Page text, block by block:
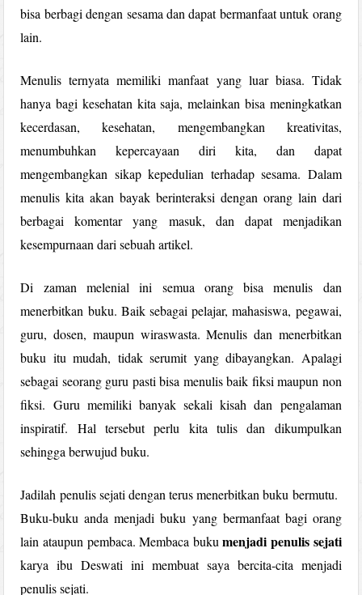
bisa berbagi dengan sesama dan dapat bermanfaat untuk orang
lain.
Menulis ternyata memiliki manfaat yang luar biasa. Tidak
hanya bagi kesehatan kita saja, melainkan bisa meningkatkan
kecerdasan, kesehatan, mengembangkan kreativitas,
menumbuhkan kepercayaan diri kita, dan dapat
mengembangkan sikap kepedulian terhadap sesama. Dalam
menulis kita akan bayak berinteraksi dengan orang lain dari
berbagai komentar yang masuk, dan dapat menjadikan
kesempurnaan dari sebuah artikel.
Di zaman melenial ini semua orang bisa menulis dan
menerbitkan buku. Baik sebagai pelajar, mahasiswa, pegawai,
guru, dosen, maupun wiraswasta. Menulis dan menerbitkan
buku itu mudah, tidak serumit yang dibayangkan. Apalagi
sebagai seorang guru pasti bisa menulis baik fiksi maupun non
fiksi. Guru memiliki banyak sekali kisah dan pengalaman
inspiratif. Hal tersebut perlu kita tulis dan dikumpulkan
sehingga berwujud buku.
Jadilah penulis sejati dengan terus menerbitkan buku bermutu.
Buku-buku anda menjadi buku yang bermanfaat bagi orang
lain ataupun pembaca. Membaca bukumenjadi penulis sejati
karya ibu Deswati ini membuat saya bercita-cita menjadi
penulis sejati.